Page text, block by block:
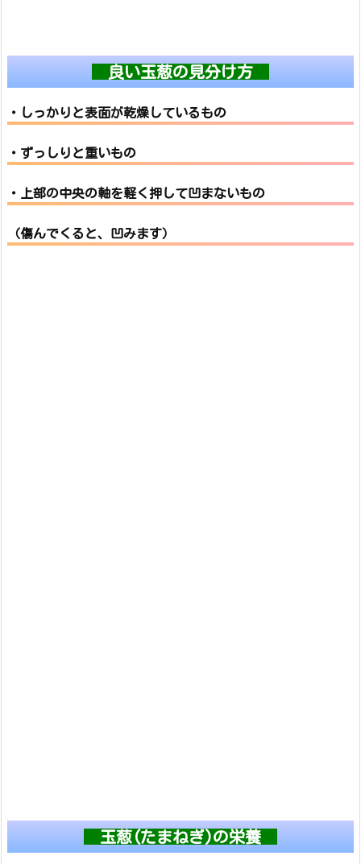
良い玉葱の見分け方
・しっかりと表面が乾燥しているもの
・ずっしりと重いもの
・上部の中央の軸を軽く押して凹まないもの
（傷んでくると、凹みます）
玉葱(たまねぎ)の栄養